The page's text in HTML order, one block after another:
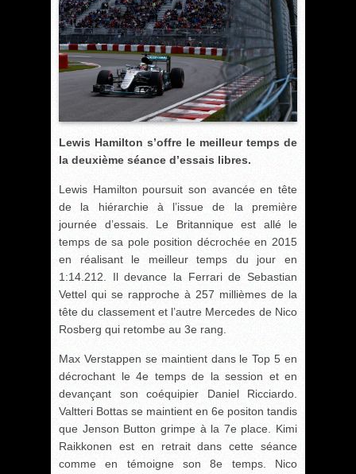
Lewis Hamilton s’offre le meilleur temps de
la deuxième séance d’essais libres.
Lewis Hamilton poursuit son avancée en tête
de la hiérarchie à l’issue de la première
journée d’essais. Le Britannique est allé le
temps de sa pole position décrochée en 2015
en réalisant le meilleur temps du jour en
1:14.212. Il devance la Ferrari de Sebastian
Vettel qui se rapproche à 257 millièmes de la
tête du classement et l’autre Mercedes de Nico
Rosberg qui retombe au 3e rang.
Max Verstappen se maintient dans le Top 5 en
décrochant le 4e temps de la session et en
devançant son coéquipier Daniel Ricciardo.
Valtteri Bottas se maintient en 6e positon tandis
que Jenson Button grimpe à la 7e place. Kimi
Raikkonen est en retrait dans cette séance
comme en témoigne son 8e temps. Nico